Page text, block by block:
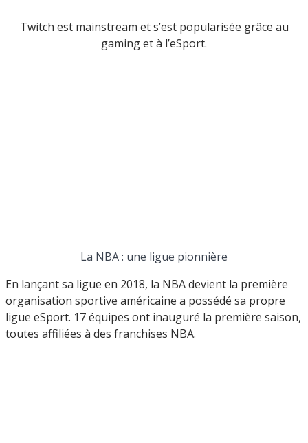
Twitch est mainstream et s’est popularisée grâce au
gaming et à l’eSport.
La NBA : une ligue pionnière
En lançant sa ligue en 2018, la NBA devient la première
organisation sportive américaine a possédé sa propre
ligue eSport. 17 équipes ont inauguré la première saison,
toutes affiliées à des franchises NBA.